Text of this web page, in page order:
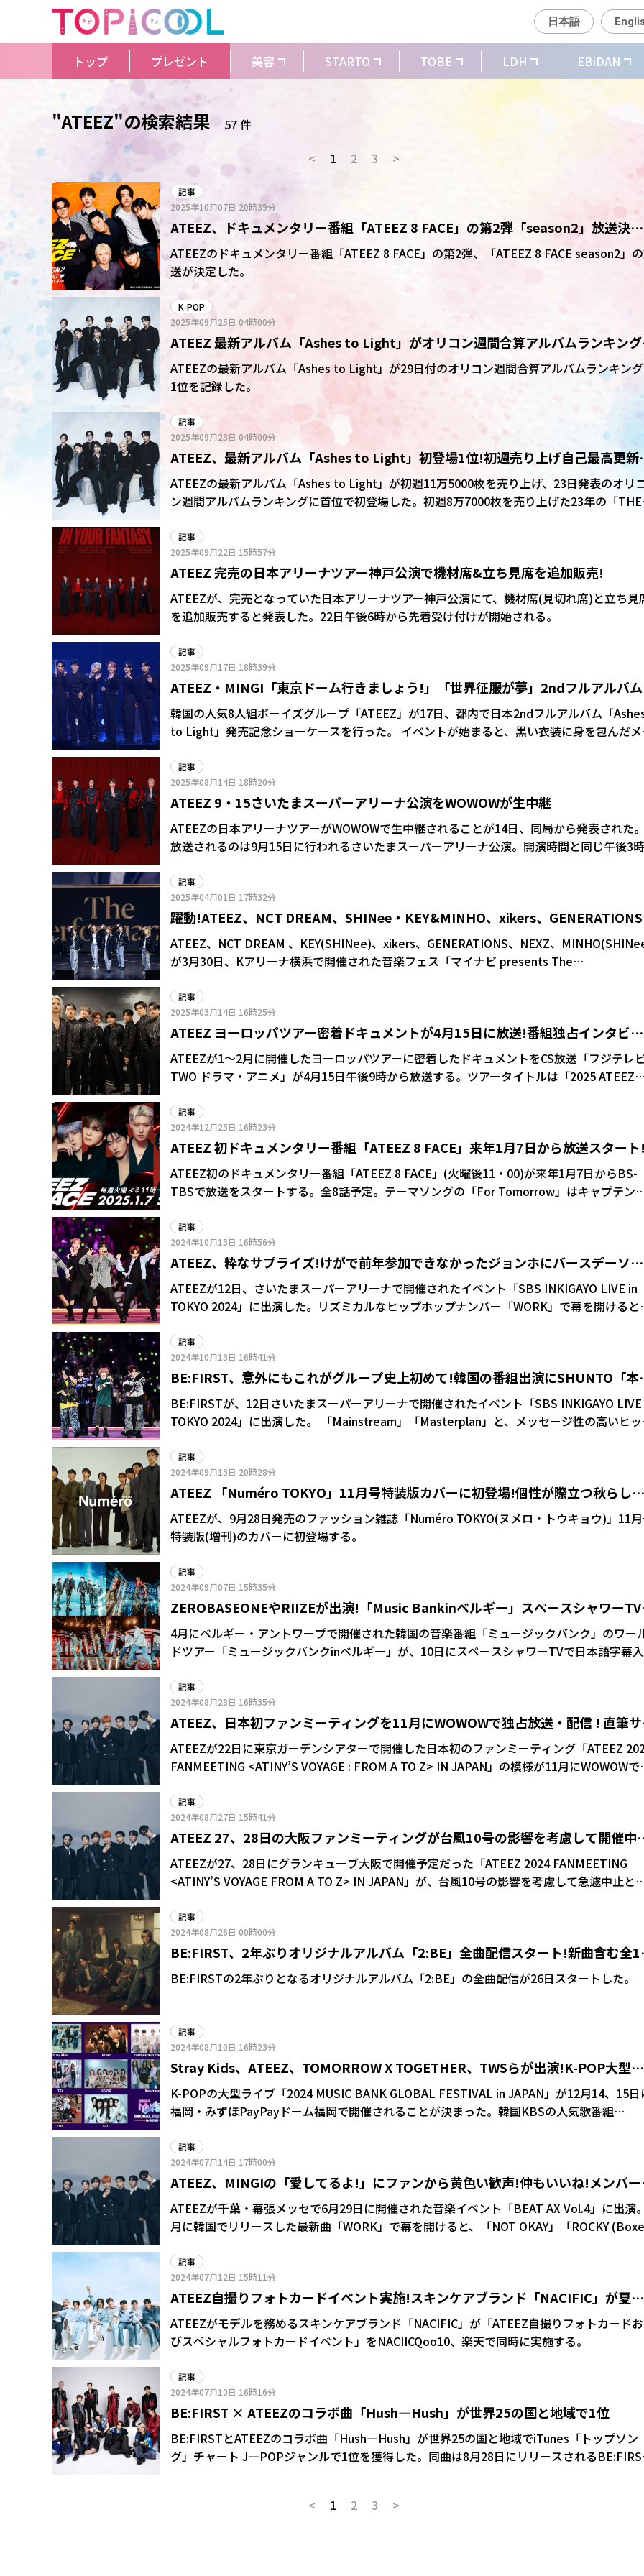
日本語
トップ プレゼント 美容 STARTO TOBE LDH EBiDAN
"ATEEZ"の検索結果
57 件
<
1 2 3 >
記事
2025年10月07日 20時39分
ATEEZ、ドキュメンタリー番組「ATEEZ 8 FACE」の第2弾「――season2」放送決
定!11月30日から4週連続で
ATEEZのドキュメンタリー番組「ATEEZ 8 FACE」の第2弾、「ATEEZ 8 FACE season2」
送が決定した。
K-POP
2025年09月25日 04時00分
ATEEZ 最新アルバム「Ashes to Light」がオリコン週間合算アルバムランキン
1位を獲得!
ATEEZの最新アルバム「Ashes to Light」が29日付のオリコン週間合算アルバムランキン
1位を記録した。
記事
2025年09月23日 04時00分
ATEEZ、最新アルバム「Ashes to Light」初登場1位!初週売り上げ自己最高更新
開催中の日本ツアーに弾み
ATEEZの最新アルバム「Ashes to Light」が初週11万5000枚を売り上げ、23日発表のオリ
ン週間アルバムランキングに首位で初登場した。初週8万7000枚を売り上げた23年の「THE
た。
記事
2025年09月22日 15時57分
ATEEZ 完売の日本アリーナツアー神戸公演で機材席&立ち見席を追加販売!
ATEEZが、完売となっていた日本アリーナツアー神戸公演にて、機材席(見切れ席)と立ち見
を追加販売すると発表した。22日午後6時から先着受け付けが開始される。
記事
2025年09月17日 18時39分
ATEEZ・MINGI「東京ドーム行きましょう!」「世界征服が夢」2ndフルアルバ
売記念ショーケースで高らかに宣言
韓国の人気8人組ボーイズグループ「ATEEZ」が17日、都内で日本2ndフルアルバム「
to Light」発売記念ショーケースを行った。 イベントが始まると、黒い衣装に身を包んだメン
込んだ。今作について、HONGJOONGは「本当に久しぶりに聞いていただくフルアルバムに
なりますので、完成度が高くて、ATINY(ファンの総称)の皆さんへのプレゼントになるような
アルバムにしたいと思って準備しました」と語った。 イベントでは、メンバーたちのかわい
らしい一面が見られるゲームコーナーも。2チームに分かれて、ステージ上に散りばめられた
柴犬のぬいぐるみをビニールプールに集める勝負を行うも、8人そろって大はしゃぎ。
HONGJOONGがビニールプールに入ったり、プールごとひっくり返したりと、大爆笑が起こ
った。
記事
2025年08月14日 18時20分
ATEEZ 9・15さいたまスーパーアリーナ公演をWOWOWが生中継
ATEEZの日本アリーナツアーがWOWOWで生中継されることが14日、同局から発表された。
放送されるのは9月15日に行われるさいたまスーパーアリーナ公演。開演時間と同じ午後3時
アリーナ3Daysの最終公演を中継。9月17日に日本での2枚目のフルアルバム「Ashes to
Light」の発売を控え、さらに力をつけたATEEZのパフォーマンスを画面で楽しむことができ
る。
記事
2025年04月01日 17時32分
躍動!ATEEZ、NCT DREAM、SHINee・KEY&MINHO、xikers、
NEXZ マイナビ横浜最終日、ファン熱狂締め
ATEEZ、NCT DREAM 、KEY(SHINee)、xikers、GENERATIONS、NEXZ、
が3月30日、Kアリーナ横浜で開催された音楽フェス「マイナビ presents The
日のオープニングでも1、2日目と同様にアーティストが1組ずつ登場し、ダンスパートを披
露。その後はグループそれぞれがパフォーマンスを行った。 NEXZはプレデビューのデジタル
シングル「Miracle」から始まり、韓国でのデビュー曲「Ride the Vibe」など全7曲を披露。6
月4日の神奈川・カルッツかわさき公演から始まる初のツアー「NEXZ LIVE TOUR 2025」に
期待が高まるような、ダイナミックなパフォーマンスで会場を沸かせた。 次に登場したNCT
DREAMは「Best Friend Ever」「Glitch Mode (Japanese ver.)」などをパフォーマンス。そ
の後、バンドを引き連れたGENERATIONSが登場すると「Diamonds」「Evergreen 2.0」
「AGEHA」「ワンダーラスト」を立て続けに披露し、4曲で一気に観客を魅了した。 3月28、
29日に日本で単独ファンミーティングを行ったばかりのATEEZは「Ice On My Teeth」でパ
フルなパフォーマンスを披露。そのままSHINeeのKEYがステージに登場すると「Pleasure
Shop」「Tongue Tied」「Gasoline」など全6曲をパフォーマンスし、日本語のMCでも会場
を楽しませた。
記事
2025年03月14日 16時25分
ATEEZ ヨーロッパツアー密着ドキュメントが4月15日に放送!番組独占インタビュ
ー
ATEEZが1～2月に開催したヨーロッパツアーに密着したドキュメントをCS放送「フジテレ
TWO ドラマ・アニメ」が4月15日午後9時から放送する。ツアータイトルは「2025 ATEEZ
記事
2024年12月25日 16時23分
ATEEZ 初ドキュメンタリー番組「ATEEZ 8 FACE」来年1月7日から放送スタート!
ATEEZ初のドキュメンタリー番組「ATEEZ 8 FACE」(火曜後11・00)が来年1月7日からBS-
TBSで放送をスタートする。全8話予定。テーマソングの「For Tomorrow」はキャプテン
A」と「Side-B」の2つの側面からそれぞれの魅力を描いていく。「Side-A」では、生い立ち
からデビューに至るまでの日々を独占インタビューをもとに振り返る。家族のこと、アーティ
ストを目指したきっかけ、メンバーとの絆などこれまで語られたことのなかった人生について
迫る。
記事
2024年10月13日 16時56分
ATEEZ、粋なサプライズ!けがで前年参加できなかったジョンホにバースデーソン
グをプレゼント
ATEEZが12日、さいたまスーパーアリーナで開催されたイベント「SBS INKIGAYO LIVE in
TOKYO 2024」に出演した。リズミカルなヒップホップナンバー「WORK」で幕を開けると
した。 最後はこれぞATEEZ!と言える「BOUNCY (K-HOT CHILLI PEPPERS)」「The
Real(Heung Ver.)」で、お祭りムードのテンションをさらに上げた。 ホンジュンは「1年ぶり
に『INKIGAYO LIVE』のステージでまたお会いできましたね」と挨拶すると、ウヨンが「2
連続ユンホさんがMCですね!」絶賛。ユンホは「皆さんのおかげです。ありがとうございま
す」を感謝を伝えた。 サンが「昨年と違って、けがで参加できなかったジョンホが今年は参加
できています」と明かすと、ミンギが「昨年できなかったことを全部見せないとね」と、ジョ
ンホの特別アカペラコーナーへ突入。ドラマ「ソンジェ背負って走れ」のサントラに参加した
ジョンホのソロ曲「A Day」、ミンギからのリクエストでパク・ヒョシン「Wild Flower」、
優里「ペテルギウス」を自慢のパワーボーカルで披露した。ホンジュンは「今度は僕らの番だ
ね」と、12日に誕生日を迎えたジョンホに、サプライズでバースデーソングを送った。
記事
2024年10月13日 16時41分
BE:FIRST、意外にもこれがグループ史上初めて!韓国の番組出演にSHUNTO「本
にありがとうございます」
BE:FIRSTが、12日さいたまスーパーアリーナで開催されたイベント「SBS INKIGAYO
TOKYO 2024」に出演した。 「Mainstream」「Masterplan」と、メッセージ性の高いヒップ
の模様がテレビでオンエアされることもあり、SHUNTOは「デビューして初めて韓国の番組
出させていただくことになりました。本当にありがとうございます」と感謝。RYUHEIは「普
段からK-POPが好きでよく聴いています」と明かすと、NCT127「WALK」、
ATEEZ「BOUNCY(K-HOT CHILLI PEPPERS)」など、これまでSNSに投稿したカバーダン
を披露して観客を喜ばせた。LEOは「これからもBE:FIRSTはいい音楽を作り続けていきた
と思うので、よろしくお願いします」と締めくくり、最後は「Boom Boom Back」のステー
ジで会場を盛り上げた。ボーカル、ラップ、ダンスと、メンバーそれぞれの個性を発揮しなが
ら、日本の音楽界を牽引するダンス&ボーカルグループとしての誇りを感じられる自信に満ち
たステージだった。
記事
2024年09月13日 20時28分
ATEEZ 「Numéro TOKYO」11月号特装版カバーに初登場!個性が際立つ秋らしい
モードな装い、大特集24ページの別冊付録も
ATEEZが、9月28日発売のファッション雑誌「Numéro TOKYO(ヌメロ・トウキョウ)」11
特装版(増刊)のカバーに初登場する。
記事
2024年09月07日 15時35分
ZEROBASEONEやRIIZEが出演!「Music Bankinベルギー」スペースシャワーTV
初放送
4月にベルギー・アントワープで開催された韓国の音楽番組「ミュージックバンク」のワー
ドツアー「ミュージックバンクinベルギー」が、10日にスペースシャワーTVで日本語字幕入
ZEROBASEONE、TOMORROW X TOGETHERなど全6組のK-POPグループがステージを飾っ
た。特に「ミュージックバンク」の31代MCであるパク・ボゴムは、今回の公演で
ZEROBASEONEのジャン・ハオ、キム・テレ、RIIZEのソヒと共にスペシャルステージに
しピアノ演奏を披露した。
記事
2024年08月28日 16時35分
ATEEZ、日本初ファンミーティングを11月にWOWOWで独占放送・配信 ! 直筆
ン入りTシャツプレゼント企画も
ATEEZが22日に東京ガーデンシアターで開催した日本初のファンミーティング「ATEEZ
FANMEETING <ATINY’S VOYAGE : FROM A TO Z> IN JAPAN」の模様が11月にWOWOWで
直筆サイン入りTシャツが当たるプレゼントも実施される。
記事
2024年08月27日 15時41分
ATEEZ 27、28日の大阪ファンミーティングが台風10号の影響を考慮して開催中
に
ATEEZが27、28日にグランキューブ大阪で開催予定だった「ATEEZ 2024 FANMEETING
<ATINY’S VOYAGE FROM A TO Z> IN JAPAN」が、台風10号の影響を考慮して急遽中止と
記事
2024年08月26日 00時00分
BE:FIRST、2年ぶりオリジナルアルバム「2:BE」全曲配信スタート!新曲含む全
曲を収録
BE:FIRSTの2年ぶりとなるオリジナルアルバム「2:BE」の全曲配信が26日スタートした。
記事
2024年08月10日 16時23分
Stray Kids、ATEEZ、TOMORROW X TOGETHER、TWSらが出演!K-POP大型ラ
イブの福岡12月開催が決定
K-POPの大型ライブ「2024 MUSIC BANK GLOBAL FESTIVAL in JAPAN」が12月14、15日
福岡・みずほPayPayドーム福岡で開催されることが決まった。韓国KBSの人気歌番組
る。
記事
2024年07月14日 17時00分
ATEEZ、MINGIの「愛してるよ!」にファンから黄色い歓声!仲もいいね!メンバー
で汗を拭き合う場面も
ATEEZが千葉・幕張メッセで6月29日に開催された音楽イベント「BEAT AX Vol.4」に出演
月に韓国でリリースした最新曲「WORK」で幕を開けると、「NOT OKAY」「ROCKY
満点。重低音が響く中毒性のあるサウンドとダイナミックに展開するパフォーマンスはライブ
でこそ真価を発揮する。センターステージに移動すると、横一列に並んでミディアムナンバー
「夜間飛行 야간비행 (Turbulence) (Japanese Ver.)」を熱唱。高音を得意とするJONGHOを
筆頭に、メンバーそれぞれの歌をじっくりと堪能させてくれた。
記事
2024年07月12日 15時11分
ATEEZ自撮りフォトカードイベント実施!スキンケアブランド「NACIFIC」が夏の
イベント開催
ATEEZがモデルを務めるスキンケアブランド「NACIFIC」が「ATEEZ自撮りフォトカード
びスペシャルフォトカードイベント」をNACIICQoo10、楽天で同時に実施する。
記事
2024年07月10日 16時16分
BE:FIRST × ATEEZのコラボ曲「Hush―Hush」が世界25の国と地域で1位
BE:FIRSTとATEEZのコラボ曲「Hush―Hush」が世界25の国と地域でiTunes「トップソン
グ」チャート J―POPジャンルで1位を獲得した。同曲は8月28日にリリースされる
<
1 2 3 >